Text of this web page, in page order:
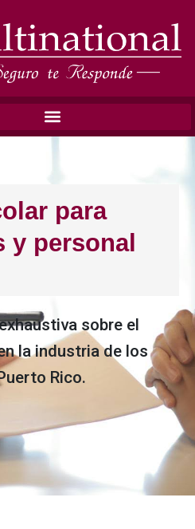
para
y personal
sobre el
la industria de los
Rico.